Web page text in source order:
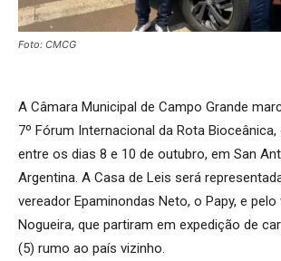
Foto: CMCG
A Câmara Municipal de Campo Grande
7º Fórum Internacional da Rota
entre os dias 8 e 10 de outubro, em San
Argentina. A Casa de Leis será
vereador Epaminondas Neto, o Papy, e
Nogueira, que partiram em expedição de
(5) rumo ao país vizinho.